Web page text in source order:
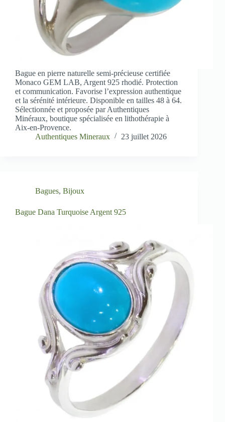
Bague en pierre naturelle semi-précieuse certifiée
Monaco GEM LAB, Argent 925 rhodié. Protection
et communication. Favorise l’expression authentique
et la sérénité intérieure. Disponible en tailles 48 à 64.
Sélectionnée et proposée par Authentiques
Minéraux, boutique spécialisée en lithothérapie à
Aix-en-Provence.
Authentiques Mineraux
23 juillet 2026
Bagues, Bijoux
Bague Dana Turquoise Argent 925